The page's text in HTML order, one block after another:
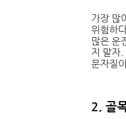
가장 많
위험하
많은 운
지 말자.
문자질
2. 골